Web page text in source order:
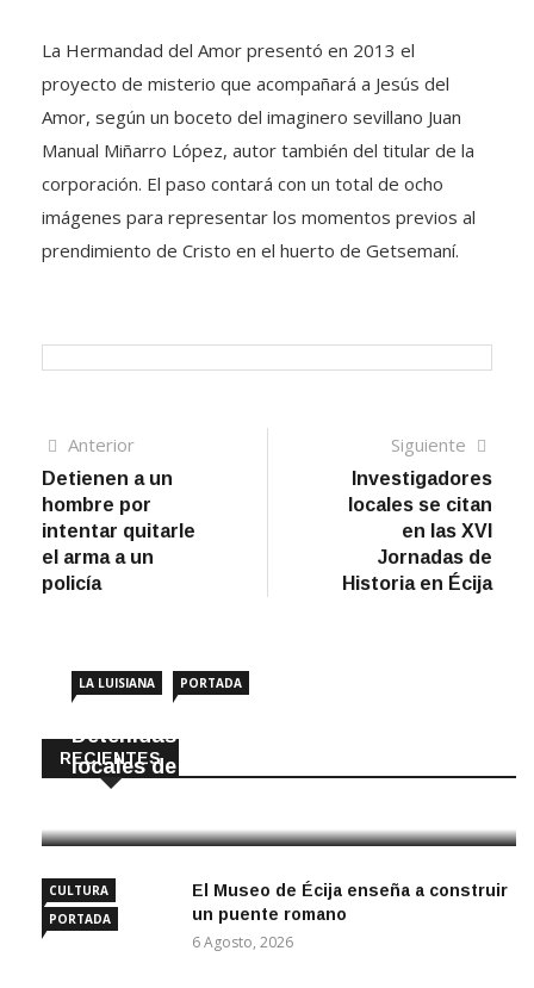
La Hermandad del Amor presentó en 2013 el
proyecto de misterio que acompañará a Jesús del
Amor, según un boceto del imaginero sevillano Juan
Manual Miñarro López, autor también del titular de la
corporación. El paso contará con un total de ocho
imágenes para representar los momentos previos al
prendimiento de Cristo en el huerto de Getsemaní.
Navegación
de
entradas
AnteriorArtículo
anterior
Detienen a un
hombre por
intentar quitarle
el arma a un
policía
Siguiente
Investigadores
locales se citan
en las XVI
Jornadas de
Historia en Écija
RECIENTES
LA LUISIANA PORTADA
Detenidas dos personas por robar en
locales de La Luisiana
CULTURA
PORTADA
El Museo de Écija enseña a construir
un puente romano
6 Agosto, 2026